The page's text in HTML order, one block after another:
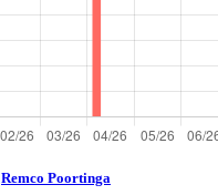
Remco Poortinga